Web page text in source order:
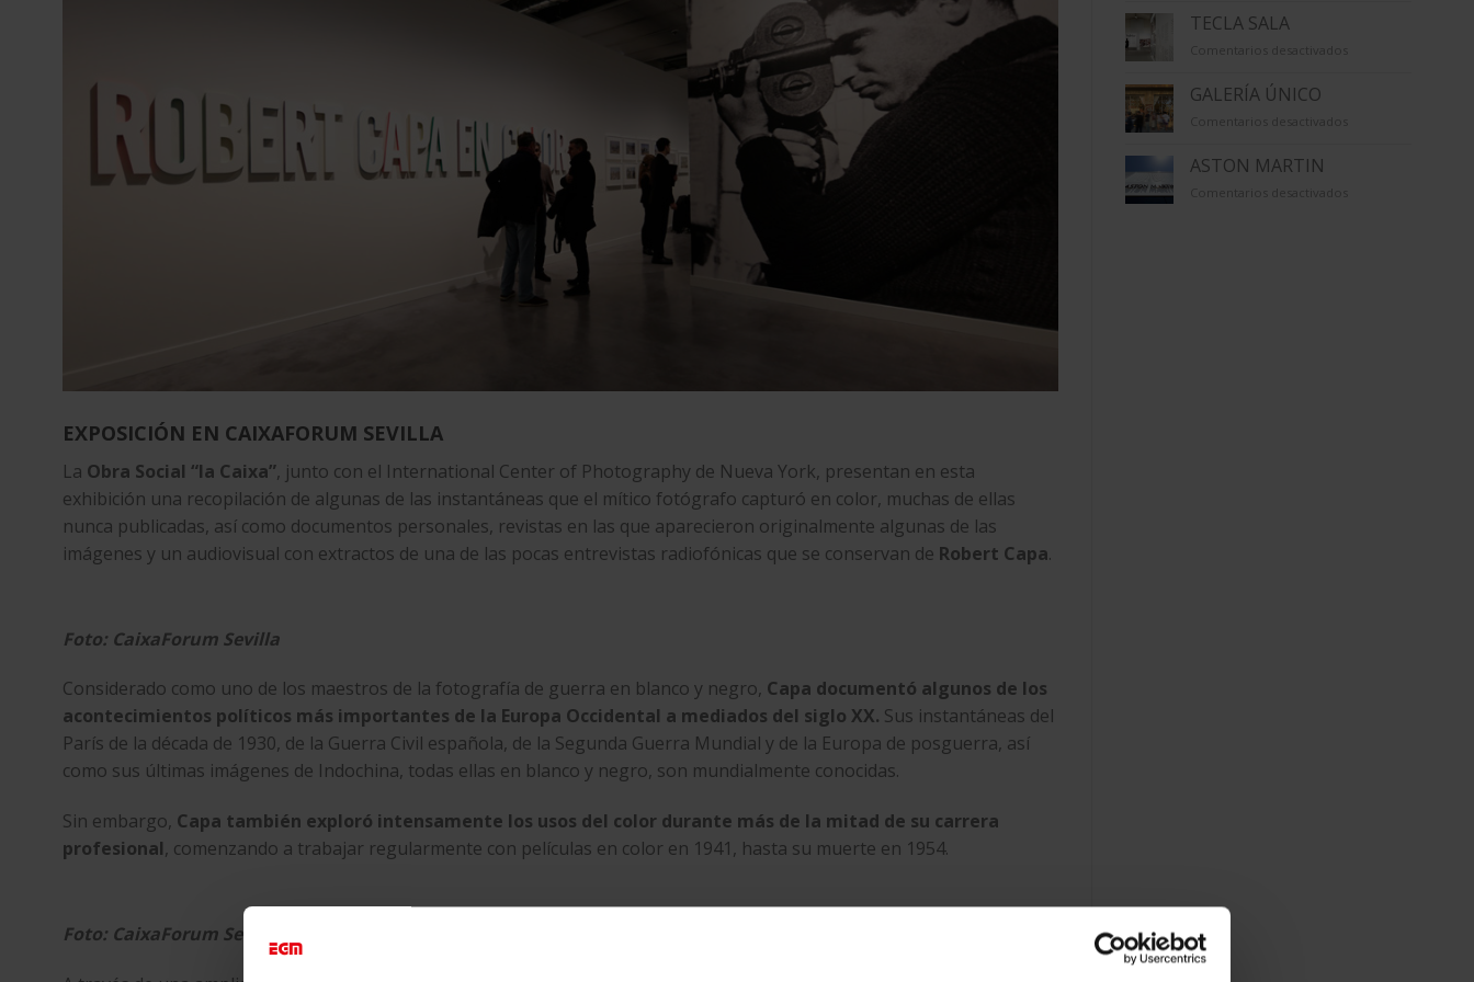
EXPOSICIÓN EN CAIXAFORUM SEVILLA
La Obra Social “la Caixa”, junto con el International Center of Photography de Nueva York, presentan en esta
exhibición una recopilación de algunas de las instantáneas que el mítico fotógrafo capturó en color, muchas de ellas
nunca publicadas, así como documentos personales, revistas en las que aparecieron originalmente algunas de las
imágenes y un audiovisual con extractos de una de las pocas entrevistas radiofónicas que se conservan de Robert Capa.
Foto: CaixaForum Sevilla
Considerado como uno de los maestros de la fotografía de guerra en blanco y negro, Capa documentó algunos de los
acontecimientos políticos más importantes de la Europa Occidental a mediados del siglo XX. Sus instantáneas del
París de la década de 1930, de la Guerra Civil española, de la Segunda Guerra Mundial y de la Europa de posguerra, así
como sus últimas imágenes de Indochina, todas ellas en blanco y negro, son mundialmente conocidas.
Sin embargo, Capa también exploró intensamente los usos del color durante más de la mitad de su carrera
profesional, comenzando a trabajar regularmente con películas en color en 1941, hasta su muerte en 1954.
Foto: CaixaForum Sevilla
TECLA SALA
Comentarios desactivados
GALERÍA ÚNICO
Comentarios desactivados
ASTON MARTIN
Comentarios desactivados